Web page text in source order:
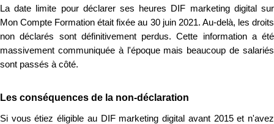
La date limite pour déclarer ses heures DIF marketing digital sur
Mon Compte Formation était fixée au 30 juin 2021. Au-delà, les droits
non déclarés sont définitivement perdus. Cette information a été
massivement communiquée à l'époque mais beaucoup de salariés
sont passés à côté.
Les conséquences de la non-déclaration
Si vous étiez éligible au DIF marketing digital avant 2015 et n'avez